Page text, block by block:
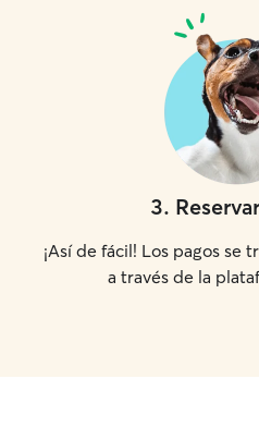
3.
¡Así de fácil! Los pagos se
a través de la